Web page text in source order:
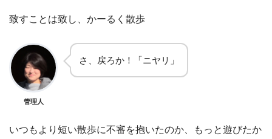
致すことは致し、かーるく散歩
管理人
さ、戻ろか！「ニヤリ」
いつもより短い散歩に不審を抱いたのか、もっと遊びたか